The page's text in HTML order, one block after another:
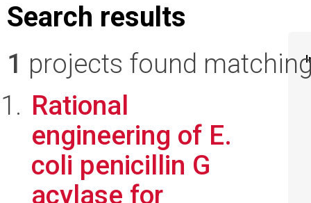
Search results
1 projects found
Rational
engineering of E.
coli penicillin G
acylase for